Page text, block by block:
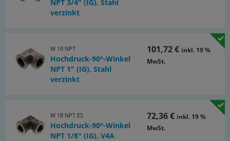
NPT 3/4" (IG), Stahl
verzinkt
W 10 NPT
Hochdruck-90°-Winkel
NPT 1" (IG), Stahl
verzinkt
101,72 € inkl. 19 %
MwSt.
W 18 NPT ES
Hochdruck-90°-Winkel
NPT 1/8" (IG), V4A
72,36 € inkl. 19 %
MwSt.